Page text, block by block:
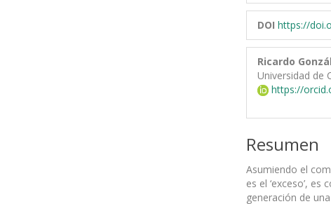
DOI https://
Ricardo
Universidad de
https://
Resumen
Asumiendo el
es el ‘exceso’,
generación de